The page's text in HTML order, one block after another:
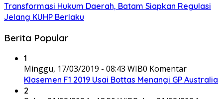
Transformasi Hukum Daerah, Batam Siapkan Regulasi
Jelang KUHP Berlaku
Berita Popular
1
Minggu, 17/03/2019 - 08:43 WIB0 Komentar
Klasemen F1 2019 Usai Bottas Menangi GP Australia
2